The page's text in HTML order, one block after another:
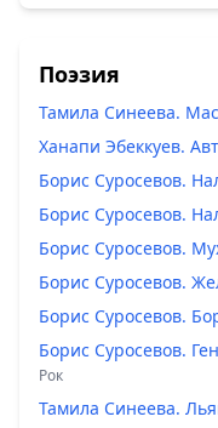
Поэзия
Тамила Синеева.
Ханапи Эбеккуев.
Борис Суросевов.
Борис Суросевов.
Борис Суросевов.
Борис Суросевов.
Борис Суросевов.
Борис Суросевов.
Рок
Тамила Синеева.